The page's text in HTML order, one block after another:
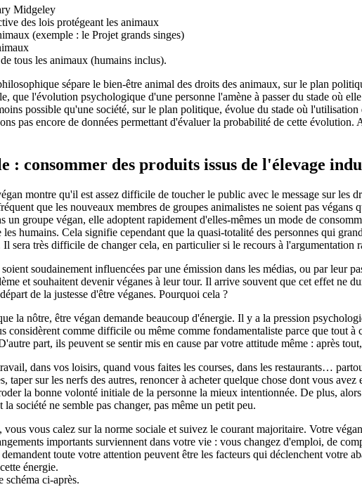
Midgeley
des lois protégeant les animaux
(exemple : le Projet grands singes)
tous les animaux (humains inclus).
sépare le bien-être animal des droits des animaux, sur le plan
que l'évolution psychologique d'une personne l'amène à passer du stade où
possible qu'une société, sur le plan politique, évolue du stade où
pas encore de données permettant d'évaluer la probabilité de cette
: consommer des produits issus de l'élevage
montre qu'il est assez difficile de toucher le public avec le message sur les
que les nouveaux membres de groupes animalistes ne soient pas
un groupe végan, elle adoptent rapidement d'elles-mêmes un mode de
humains. Cela signifie cependant que la quasi-totalité des personnes qui
Il sera très difficile de changer cela, en particulier si le recours à
soudainement influencées par une émission dans les médias, ou par leur
et souhaitent devenir véganes à leur tour. Il arrive souvent que cet effet ne
de la justesse d'être véganes. Pourquoi cela ?
la nôtre, être végan demande beaucoup d'énergie. Il y a la pression
comme difficile ou même comme fondamentaliste parce que tout
part, ils peuvent se sentir mis en cause par votre attitude même : après
dans vos loisirs, quand vous faites les courses, dans les restaurants…
taper sur les nerfs des autres, renoncer à acheter quelque chose dont vous
la bonne volonté initiale de la personne la mieux intentionnée. De plus,
société ne semble pas changer, pas même un petit peu.
vous calez sur la norme sociale et suivez le courant majoritaire. Votre
importants surviennent dans votre vie : vous changez d'emploi, de
toute votre attention peuvent être les facteurs qui déclenchent
énergie.
schéma ci-après.